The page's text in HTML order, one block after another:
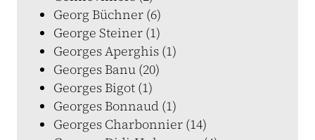
Georg Büchner (6)
George Steiner (1)
Georges Aperghis (1)
Georges Banu (20)
Georges Bigot (1)
Georges Bonnaud (1)
Georges Charbonnier (14)